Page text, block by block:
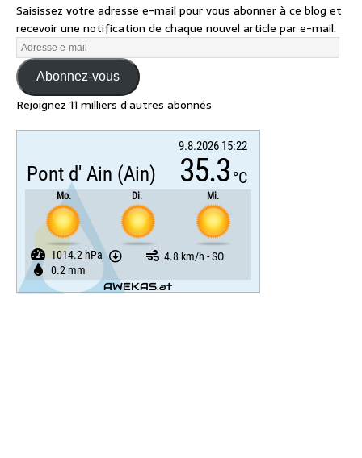
Saisissez votre adresse e-mail pour vous abonner à ce blog et
recevoir une notification de chaque nouvel article par e-mail.
Abonnez-vous
Rejoignez 11 milliers d’autres abonnés